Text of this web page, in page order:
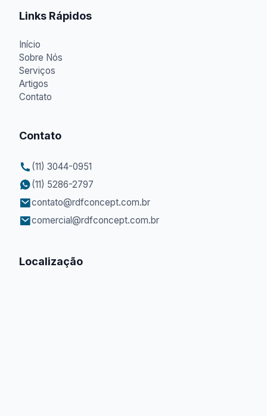
Links Rápidos
Início
Sobre Nós
Serviços
Artigos
Contato
Contato
(11) 3044-0951
(11) 5286-2797
contato@rdfconcept.com.br
comercial@rdfconcept.com.br
Localização